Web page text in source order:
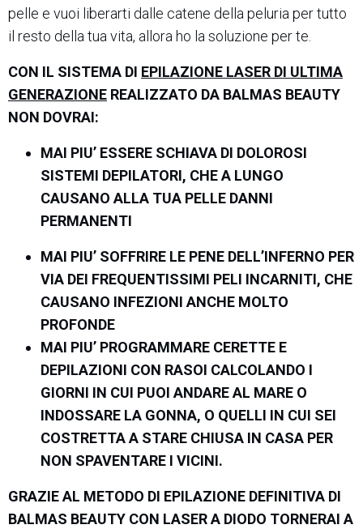
pelle e vuoi liberarti dalle catene della peluria per tutto
il resto della tua vita, allora ho la soluzione per te.
CON IL SISTEMA DI EPILAZIONE LASER DI ULTIMA
GENERAZIONE REALIZZATO DA BALMAS BEAUTY
NON DOVRAI:
MAI PIU’ ESSERE SCHIAVA DI DOLOROSI
SISTEMI DEPILATORI, CHE A LUNGO
CAUSANO ALLA TUA PELLE DANNI
PERMANENTI
MAI PIU’ SOFFRIRE LE PENE DELL’INFERNO PER
VIA DEI FREQUENTISSIMI PELI INCARNITI, CHE
CAUSANO INFEZIONI ANCHE MOLTO
PROFONDE
MAI PIU’ PROGRAMMARE CERETTE E
DEPILAZIONI CON RASOI CALCOLANDO I
GIORNI IN CUI PUOI ANDARE AL MARE O
INDOSSARE LA GONNA, O QUELLI IN CUI SEI
COSTRETTA A STARE CHIUSA IN CASA PER
NON SPAVENTARE I VICINI.
GRAZIE AL METODO DI EPILAZIONE DEFINITIVA DI
BALMAS BEAUTY CON LASER A DIODO TORNERAI A